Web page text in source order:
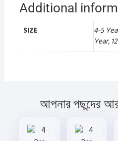
Additional
SIZE
4-5
Year,
আপনার পছন্দের